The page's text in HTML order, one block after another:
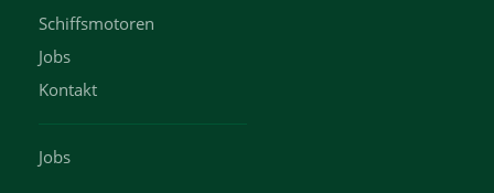
Schiffsmotoren
Jobs
Kontakt
Jobs